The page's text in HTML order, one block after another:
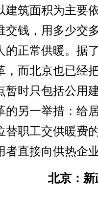
建筑面积为主要
交钱，用多少交
的正常供暖。据
，而北京也已经
暂时只包括公用
另一举措：给
替职工交供暖费
者直接向供热企
北京：